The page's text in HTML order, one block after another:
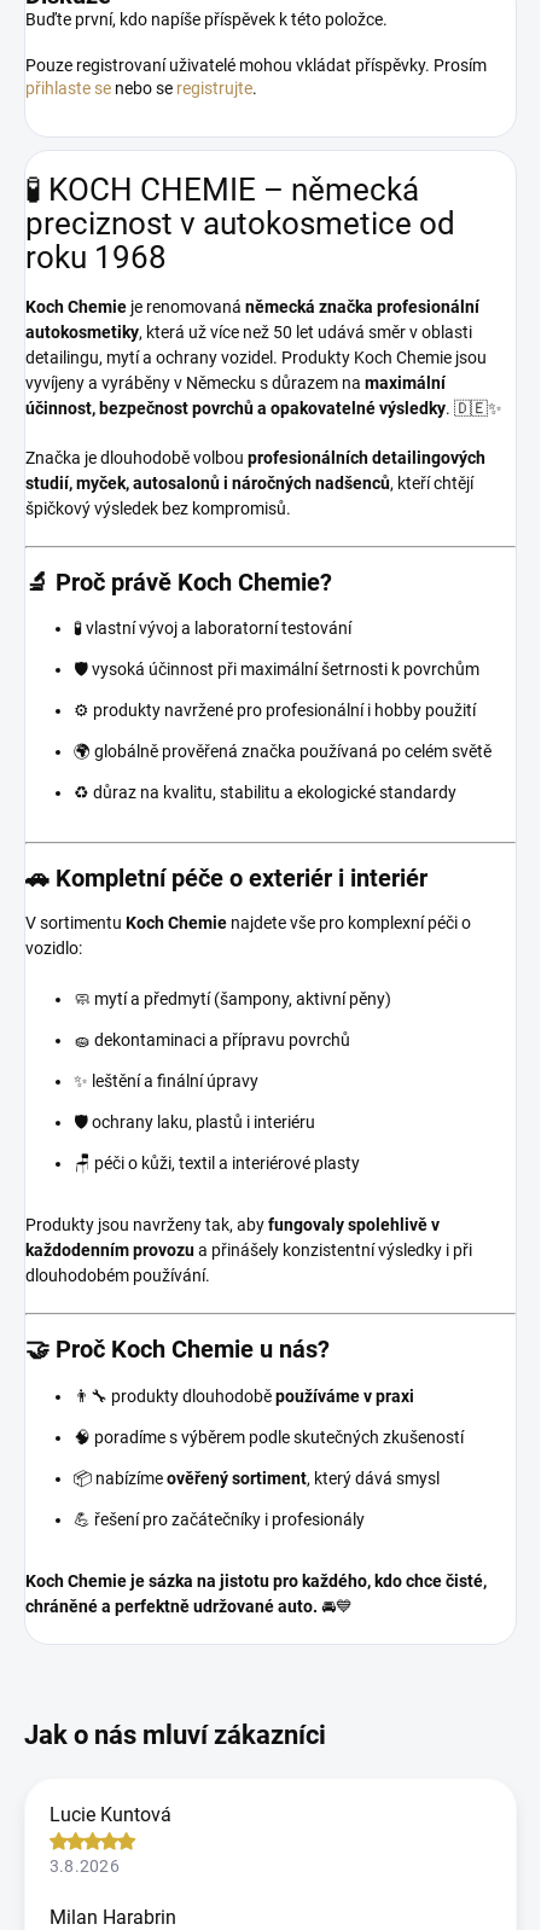
Buďte první, kdo napíše příspěvek k této položce.
Pouze registrovaní uživatelé mohou vkládat příspěvky. Prosím
přihlaste se nebo se registrujte.
🧪 KOCH CHEMIE – německá
preciznost v autokosmetice od
roku 1968
Koch Chemie je renomovaná německá značka profesionální
autokosmetiky, která už více než 50 let udává směr v oblasti
detailingu, mytí a ochrany vozidel. Produkty Koch Chemie jsou
vyvíjeny a vyráběny v Německu s důrazem na maximální
účinnost, bezpečnost povrchů a opakovatelné výsledky. 🇩🇪✨
Značka je dlouhodobě volbou profesionálních detailingových
studií, myček, autosalonů i náročných nadšenců, kteří chtějí
špičkový výsledek bez kompromisů.
🔬 Proč právě Koch Chemie?
🧪 vlastní vývoj a laboratorní testování
🛡️ vysoká účinnost při maximální šetrnosti k povrchům
⚙️ produkty navržené pro profesionální i hobby použití
🌍 globálně prověřená značka používaná po celém světě
♻️ důraz na kvalitu, stabilitu a ekologické standardy
🚗 Kompletní péče o exteriér i interiér
V sortimentu Koch Chemie najdete vše pro komplexní péči o
vozidlo:
🧼 mytí a předmytí (šampony, aktivní pěny)
🧽 dekontaminaci a přípravu povrchů
✨ leštění a finální úpravy
🛡️ ochrany laku, plastů i interiéru
🪑 péči o kůži, textil a interiérové plasty
Produkty jsou navrženy tak, abyfungovaly spolehlivě v
každodenním provozua přinášely konzistentní výsledky i při
dlouhodobém používání.
🤝 Proč Koch Chemie u nás?
👨‍🔧 produkty dlouhodoběpoužíváme v praxi
🧠 poradíme s výběrem podle skutečných zkušeností
📦 nabízímeověřený sortiment, který dává smysl
💪 řešení pro začátečníky i profesionály
Koch Chemie je sázka na jistotu pro každého, kdo chce čisté,
chráněné a perfektně udržované auto. 🚘💙
Lucie Kuntová
3.8.2026
Milan Harabrin